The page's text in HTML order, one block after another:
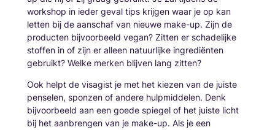
workshop in ieder geval tips krijgen waar je op kan
letten bij de aanschaf van nieuwe make-up. Zijn de
producten bijvoorbeeld vegan? Zitten er schadelijke
stoffen in of zijn er alleen natuurlijke ingrediënten
gebruikt? Welke merken blijven lang zitten?
Ook helpt de visagist je met het kiezen van de juiste
penselen, sponzen of andere hulpmiddelen. Denk
bijvoorbeeld aan een goede spiegel of het juiste licht
bij het aanbrengen van je make-up. Als je een